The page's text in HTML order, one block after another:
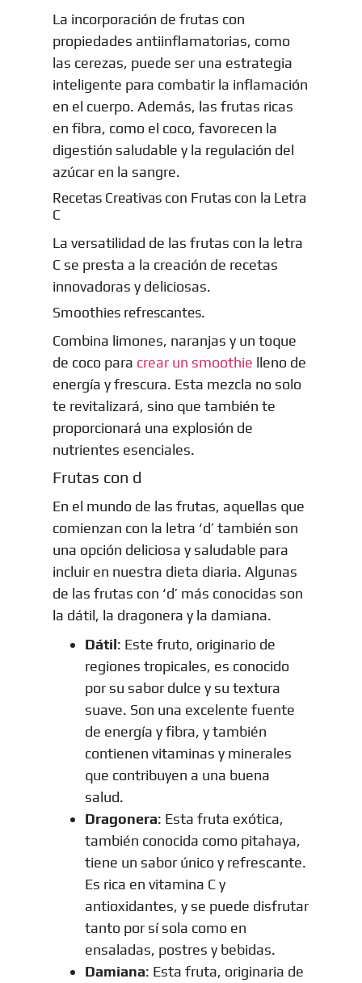
La incorporación de frutas con
propiedades antiinflamatorias, como
las cerezas, puede ser una estrategia
inteligente para combatir la inflamación
en el cuerpo. Además, las frutas ricas
en fibra, como el coco, favorecen la
digestión saludable y la regulación del
azúcar en la sangre.
Recetas Creativas con Frutas con la Letra
C
La versatilidad de las frutas con la letra
C se presta a la creación de recetas
innovadoras y deliciosas.
Smoothies refrescantes.
Combina limones, naranjas y un toque
de coco para crear un smoothie lleno de
energía y frescura. Esta mezcla no solo
te revitalizará, sino que también te
proporcionará una explosión de
nutrientes esenciales.
Frutas con d
En el mundo de las frutas, aquellas que
comienzan con la letra ‘d’ también son
una opción deliciosa y saludable para
incluir en nuestra dieta diaria. Algunas
de las frutas con ‘d’ más conocidas son
la dátil, la dragonera y la damiana.
Dátil: Este fruto, originario de
regiones tropicales, es conocido
por su sabor dulce y su textura
suave. Son una excelente fuente
de energía y fibra, y también
contienen vitaminas y minerales
que contribuyen a una buena
salud.
Dragonera: Esta fruta exótica,
también conocida como pitahaya,
tiene un sabor único y refrescante.
Es rica en vitamina C y
antioxidantes, y se puede disfrutar
tanto por sí sola como en
ensaladas, postres y bebidas.
Damiana: Esta fruta, originaria de